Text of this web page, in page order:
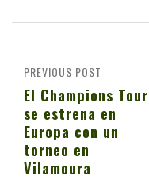
PREVIOUS POST
El Champions Tour
se estrena en
Europa con un
torneo en
Vilamoura